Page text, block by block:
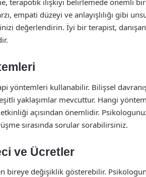
terapötik ilişkiyi belirlemede önemli bir
empati düzeyi ve anlayışlılığı gibi
değerlendirin. İyi bir terapist,
yöntemleri kullanabilir. Bilişsel
yaklaşımlar mevcuttur. Hangi
açısından önemlidir.
sırasında sorular sorabilirsiniz.
ve Ücretler
bireye değişiklik gösterebilir.